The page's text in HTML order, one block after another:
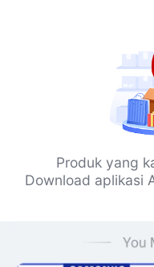
Produk yang
Download aplikasi